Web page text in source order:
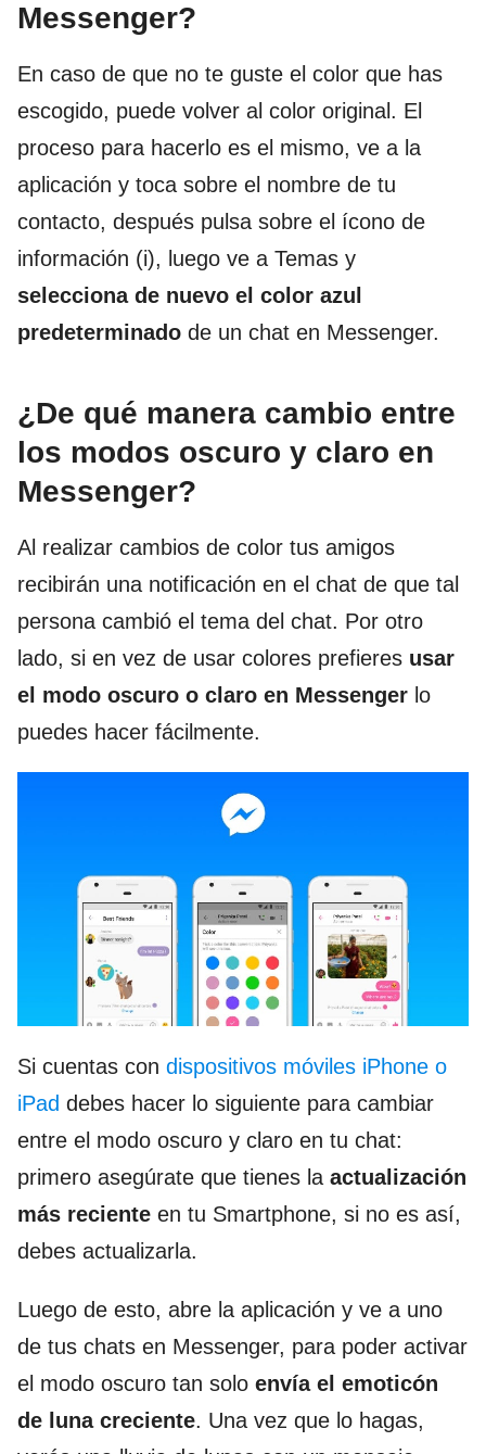
Messenger?
En caso de que no te guste el color que has
escogido, puede volver al color original. El
proceso para hacerlo es el mismo, ve a la
aplicación y toca sobre el nombre de tu
contacto, después pulsa sobre el ícono de
información (i), luego ve a Temas y
selecciona de nuevo el color azul
predeterminado de un chat en Messenger.
¿De qué manera cambio entre
los modos oscuro y claro en
Messenger?
Al realizar cambios de color tus amigos
recibirán una notificación en el chat de que tal
persona cambió el tema del chat. Por otro
lado, si en vez de usar colores prefieres usar
el modo oscuro o claro en Messenger lo
puedes hacer fácilmente.
Si cuentas con dispositivos móviles iPhone o
iPad debes hacer lo siguiente para cambiar
entre el modo oscuro y claro en tu chat:
primero asegúrate que tienes la actualización
más reciente en tu Smartphone, si no es así,
debes actualizarla.
Luego de esto, abre la aplicación y ve a uno
de tus chats en Messenger, para poder activar
el modo oscuro tan solo envía el emoticón
de luna creciente. Una vez que lo hagas,